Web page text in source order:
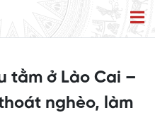
tằm ở Lào Cai –
nghèo, làm